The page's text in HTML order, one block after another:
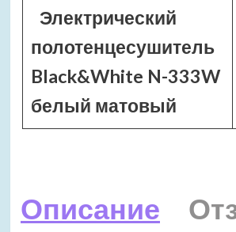
Электрический
полотенцесушитель
Black&White N-333W
белый матовый
Описание